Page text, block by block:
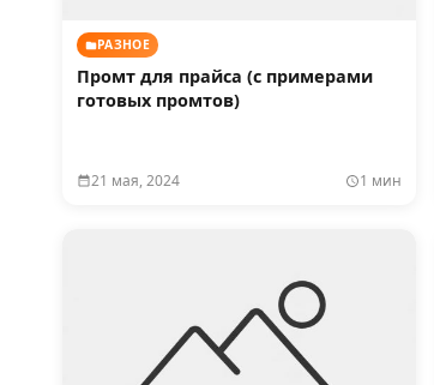
РАЗНОЕ
Промт для прайса (с примерами
готовых промтов)
21 мая, 2024 1 мин